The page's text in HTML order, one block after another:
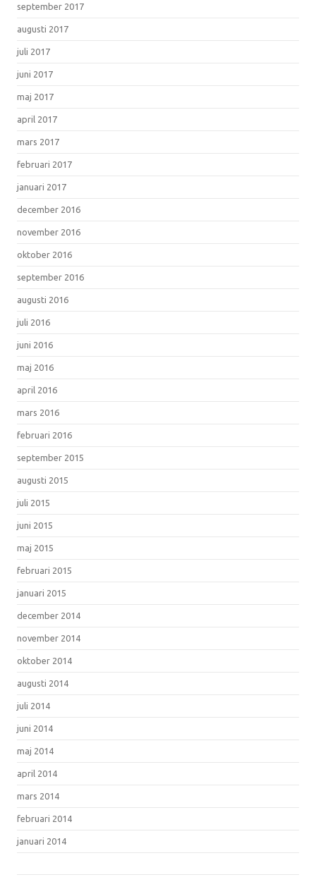
september 2017
augusti 2017
juli 2017
juni 2017
maj 2017
april 2017
mars 2017
februari 2017
januari 2017
december 2016
november 2016
oktober 2016
september 2016
augusti 2016
juli 2016
juni 2016
maj 2016
april 2016
mars 2016
februari 2016
september 2015
augusti 2015
juli 2015
juni 2015
maj 2015
februari 2015
januari 2015
december 2014
november 2014
oktober 2014
augusti 2014
juli 2014
juni 2014
maj 2014
april 2014
mars 2014
februari 2014
januari 2014